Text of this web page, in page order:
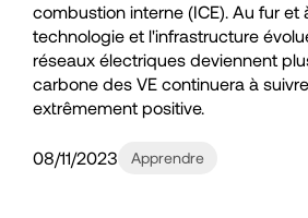
combustion interne (ICE). Au fur et
technologie et l'infrastructure
réseaux électriques deviennent
carbone des VE continuera à
extrêmement positive.
08/11/2023 Apprendre